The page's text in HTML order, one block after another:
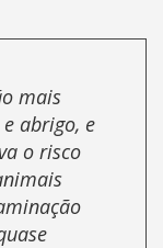
mais
abrigo, e
o risco